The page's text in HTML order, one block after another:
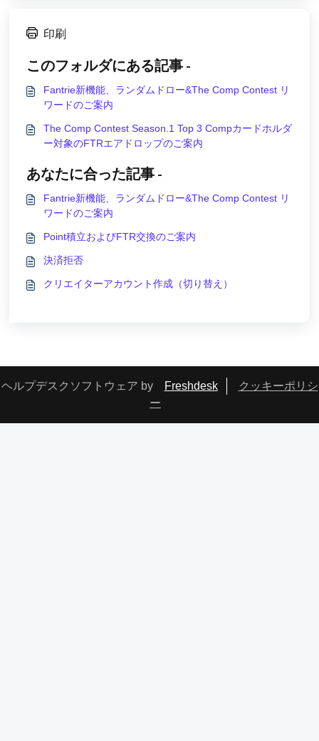
印刷
このフォルダにある記事 -
Fantrie新機能、ランダムドロー&The Comp Contest リ
ワードのご案内
The Comp Contest Season.1 Top 3 Compカードホルダ
ー対象のFTRエアドロップのご案内
あなたに合った記事 -
Fantrie新機能、ランダムドロー&The Comp Contest リ
ワードのご案内
Point積立およびFTR交換のご案内
決済拒否
クリエイターアカウント作成（切り替え）
ヘルプデスクソフトウェア by Freshdesk
クッキーポリシ
ー